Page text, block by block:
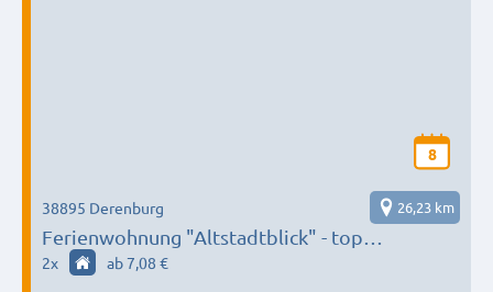
8
Ferienwohnung "Altstadtblick" - top
Ausstattung
38895 Derenburg 26,23 km
2x ab 7,08 €